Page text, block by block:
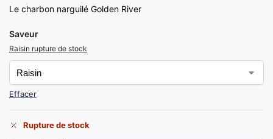
Le charbon narguilé Golden River
Saveur
Raisin rupture de stock
Effacer
Rupture de stock